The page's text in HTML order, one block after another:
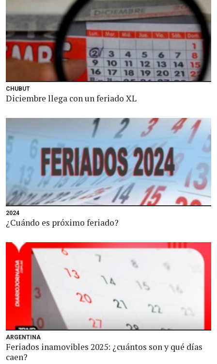
CHUBUT
Diciembre llega con un feriado XL
2024
¿Cuándo es próximo feriado?
ARGENTINA
Feriados inamovibles 2025: ¿cuántos son y qué días
caen?